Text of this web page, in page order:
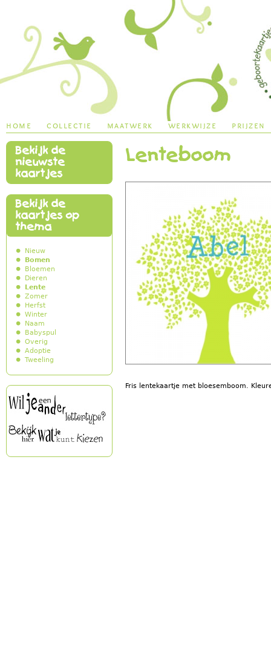
Lenteboom
Fris lentekaartje met bloesemboom.
main menu
home collectie maatwerk werkwijze prijzen
Bekijk de
nieuwste
kaartjes
Bekijk de
kaartjes op
thema
Nieuw
Bomen
Bloemen
Dieren
Lente
Zomer
Herfst
Winter
Naam
Babyspul
Overig
Adoptie
Tweeling